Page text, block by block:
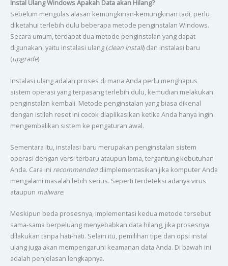
Instal Ulang Windows Apakah Data akan Hilang?
Sebelum mengulas alasan kemungkinan-kemungkinan tadi, perlu
diketahui terlebih dulu beberapa metode penginstalan Windows.
Secara umum, terdapat dua metode penginstalan yang dapat
digunakan, yaitu instalasi ulang (clean install) dan instalasi baru
(upgrade).
Instalasi ulang adalah proses di mana Anda perlu menghapus
sistem operasi yang terpasang terlebih dulu, kemudian melakukan
penginstalan kembali. Metode penginstalan yang biasa dikenal
dengan istilah reset ini cocok diaplikasikan ketika Anda hanya ingin
mengembalikan sistem ke pengaturan awal.
Sementara itu, instalasi baru merupakan penginstalan sistem
operasi dengan versi terbaru ataupun lama, tergantung kebutuhan
Anda. Cara ini recommendeddiimplementasikan jika komputer Anda
mengalami masalah lebih serius. Seperti terdeteksi adanya virus
ataupun malware.
Meskipun beda prosesnya, implementasi kedua metode tersebut
sama-sama berpeluang menyebabkan data hilang, jika prosesnya
dilakukan tanpa hati-hati. Selain itu, pemilihan tipe dan opsi instal
ulang juga akan mempengaruhi keamanan data Anda. Di bawah ini
adalah penjelasan lengkapnya.